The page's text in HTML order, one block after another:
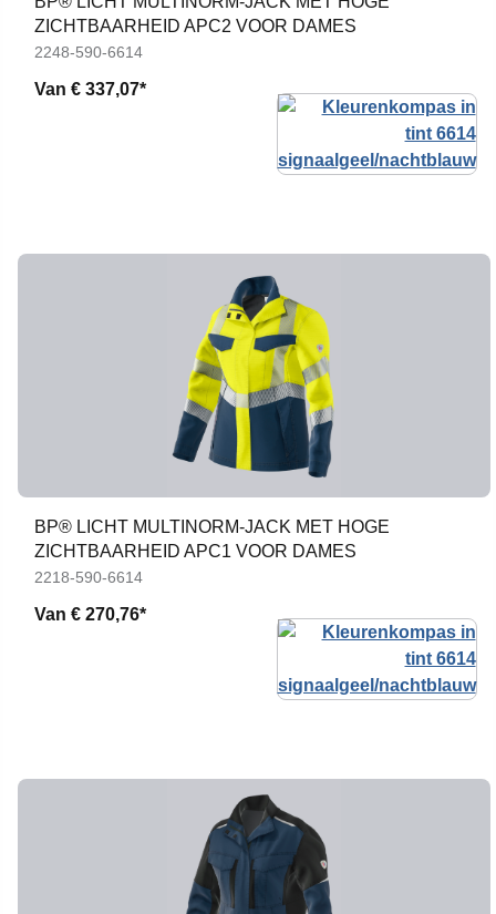
ZICHTBAARHEID APC2 VOOR DAMES
2248-590-6614
Van € 337,07*
BP® LICHT MULTINORM-JACK MET HOGE
ZICHTBAARHEID APC1 VOOR DAMES
2218-590-6614
Van € 270,76*